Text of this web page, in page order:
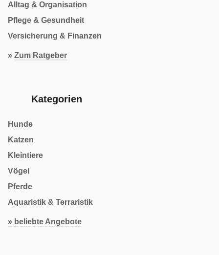
Alltag & Organisation
Pflege & Gesundheit
Versicherung & Finanzen
» Zum Ratgeber
Kategorien
Hunde
Katzen
Kleintiere
Vögel
Pferde
Aquaristik & Terraristik
» beliebte Angebote